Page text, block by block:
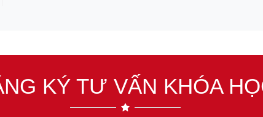
KÝ TƯ VẤN KHÓA